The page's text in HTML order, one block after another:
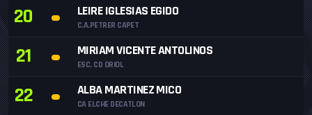
20 LEIRE IGLESIAS EGIDO
C.A.PETRER CAPET
21 MIRIAM VICENTE ANTOLINOS
ESC. CD ORIOL
22 ALBA MARTINEZ MICO
CA ELCHE DECATLON